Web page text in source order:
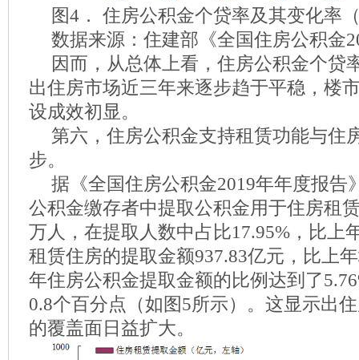
图4． 住房公积金个贷率及其变化率
数据来源：住建部《全国住房公积金
因而，从总体上看，住房公积金个贷
出住房市场近三年来逐步趋于平稳，楼
设成效初显。
第六，住房公积金支持租赁功能与住
步。
据《全国住房公积金2019年年度报告
公积金缴存者中提取公积金用于住房租
万人，在提取人数中占比17.95%，比上
租赁住房的提取金额937.83亿元，比上
年住房公积金提取金额的比例达到了
0.8个百分点（如图5所示）。这显示出
的覆盖面日益扩大。